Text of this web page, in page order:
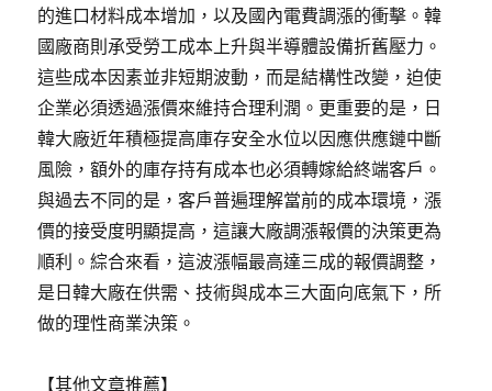
的進口材料成本增加，以及國內電費調漲的衝擊。韓
國廠商則承受勞工成本上升與半導體設備折舊壓力。
這些成本因素並非短期波動，而是結構性改變，迫使
企業必須透過漲價來維持合理利潤。更重要的是，日
韓大廠近年積極提高庫存安全水位以因應供應鏈中斷
風險，額外的庫存持有成本也必須轉嫁給終端客戶。
與過去不同的是，客戶普遍理解當前的成本環境，漲
價的接受度明顯提高，這讓大廠調漲報價的決策更為
順利。綜合來看，這波漲幅最高達三成的報價調整，
是日韓大廠在供需、技術與成本三大面向底氣下，所
做的理性商業決策。
【其他文章推薦】